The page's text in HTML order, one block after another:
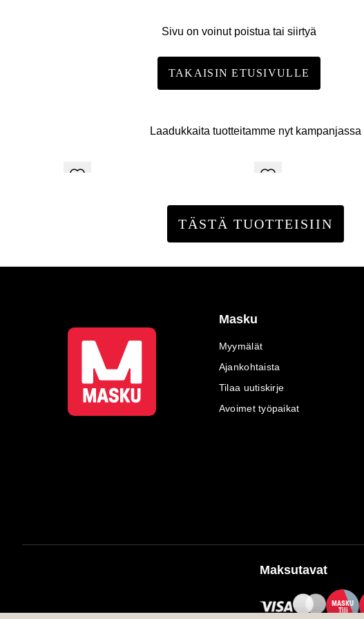
Sivu on voinut poistua tai siirtyä
TAKAISIN ETUSIVULLE
Laadukkaita tuotteitamme nyt kampanjassa
TÄSTÄ TUOTTEISIIN
Masku
Myymälät
Ajankohtaista
Tilaa uutiskirje
Avoimet työpaikat
Maksutavat
MASKU
Tili